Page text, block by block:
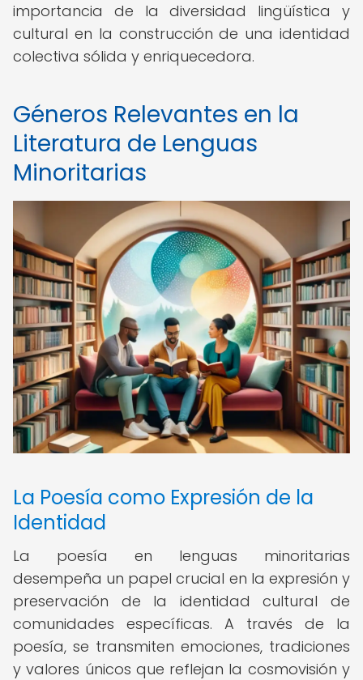
importancia de la diversidad lingüística y
cultural en la construcción de una identidad
colectiva sólida y enriquecedora.
Géneros Relevantes en la
Literatura de Lenguas
Minoritarias
La Poesía como Expresión de la
Identidad
La poesía en lenguas minoritarias
desempeña un papel crucial en la expresión y
preservación de la identidad cultural de
comunidades específicas. A través de la
poesía, se transmiten emociones, tradiciones
y valores únicos que reflejan la cosmovisión y